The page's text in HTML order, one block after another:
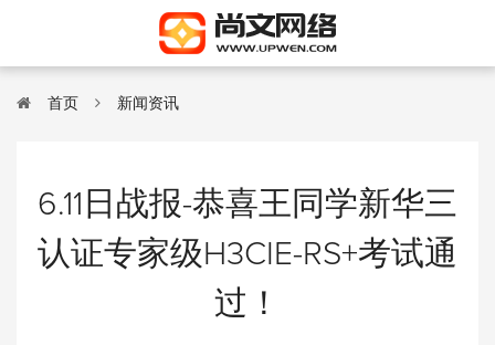
首页 新闻资讯
6.11日战报-恭喜王同学新华三
认证专家级H3CIE-RS+考试通
过！